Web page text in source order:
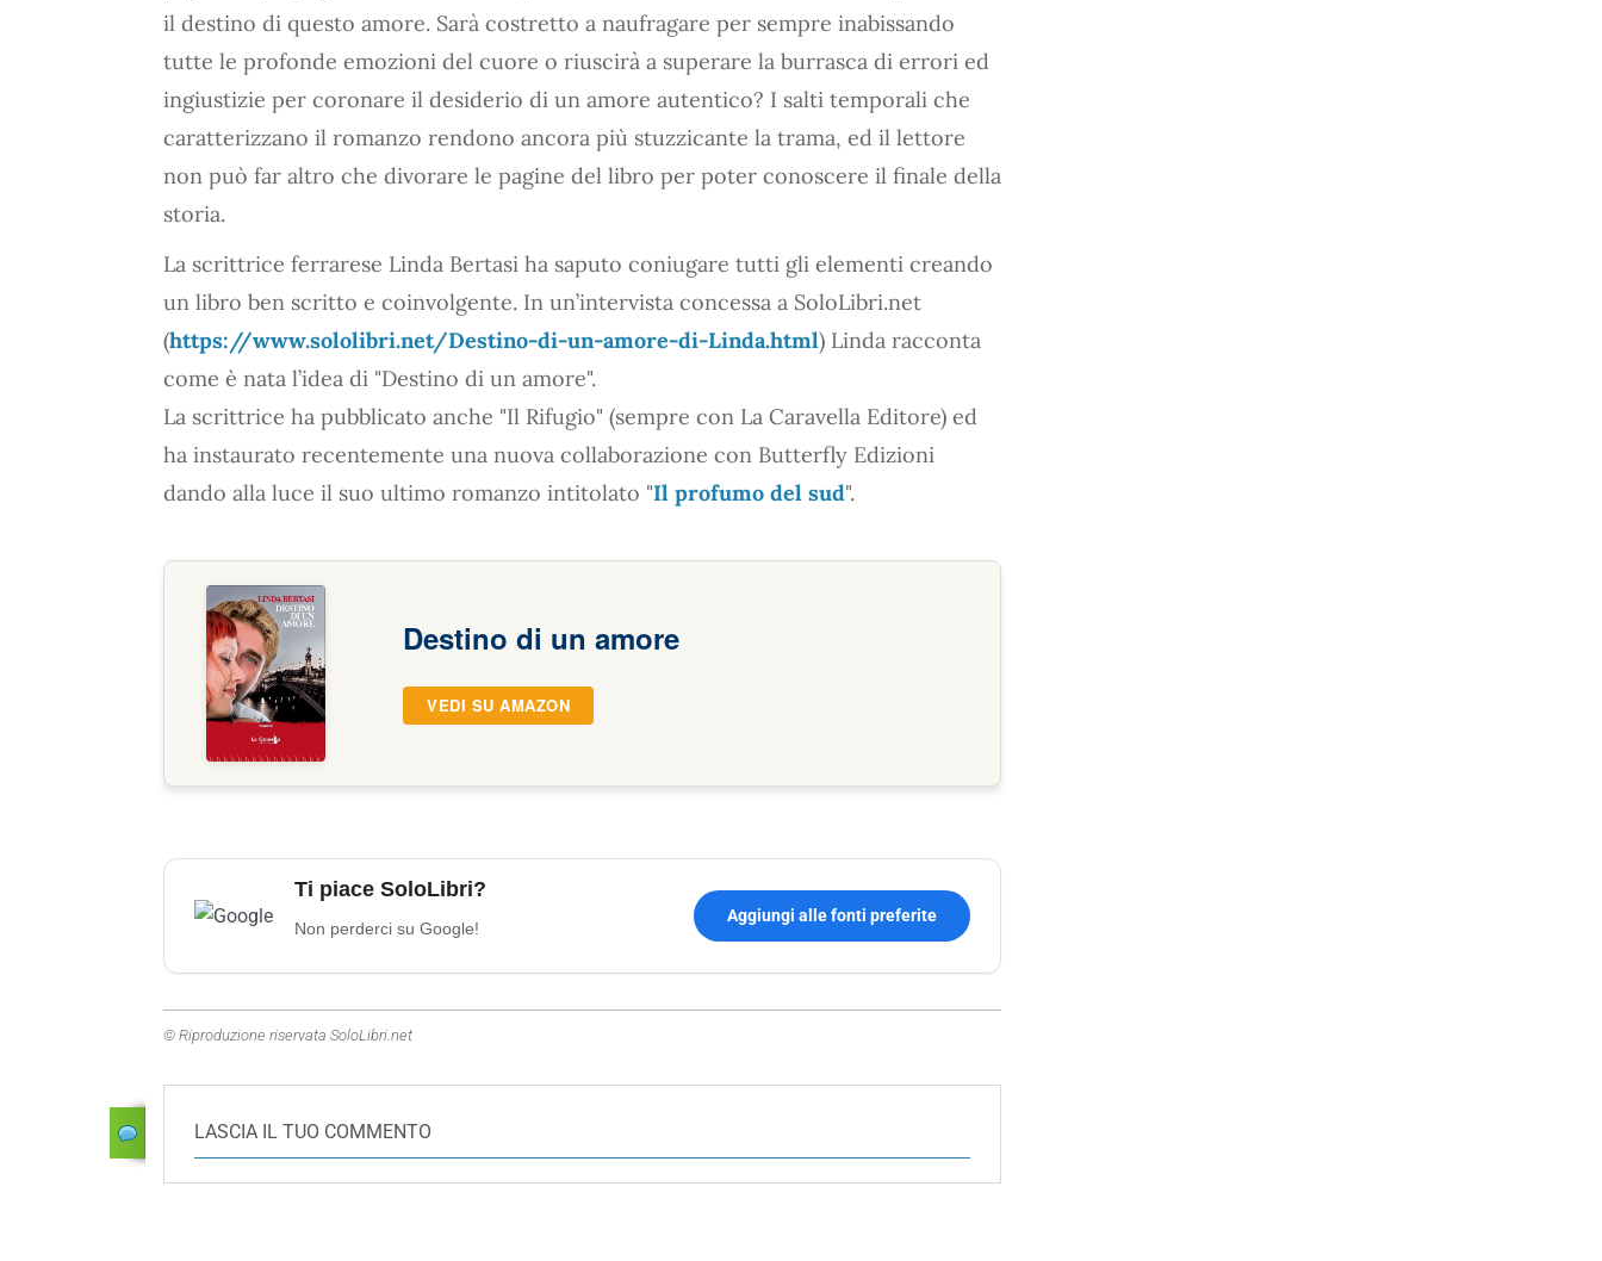
il destino di questo amore. Sarà costretto a naufragare per sempre inabissando
tutte le profonde emozioni del cuore o riuscirà a superare la burrasca di errori ed
ingiustizie per coronare il desiderio di un amore autentico? I salti temporali che
caratterizzano il romanzo rendono ancora più stuzzicante la trama, ed il lettore
non può far altro che divorare le pagine del libro per poter conoscere il finale della
storia.
La scrittrice ferrarese Linda Bertasi ha saputo coniugare tutti gli elementi creando
un libro ben scritto e coinvolgente. In un’intervista concessa a SoloLibri.net
(https://www.sololibri.net/Destino-di-un-amore-di-Linda.html) Linda racconta
come è nata l’idea di "Destino di un amore".
La scrittrice ha pubblicato anche "Il Rifugio" (sempre con La Caravella Editore) ed
ha instaurato recentemente una nuova collaborazione con Butterfly Edizioni
dando alla luce il suo ultimo romanzo intitolato "Il profumo del sud".
Destino di un amore
VEDI SU AMAZON
Ti piace SoloLibri?
Non perderci su Google!
Aggiungi alle fonti preferite
© Riproduzione riservata SoloLibri.net
LASCIA IL TUO COMMENTO